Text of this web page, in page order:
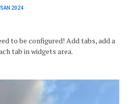
2024
to be configured! Add tabs, add a
tab in widgets area.